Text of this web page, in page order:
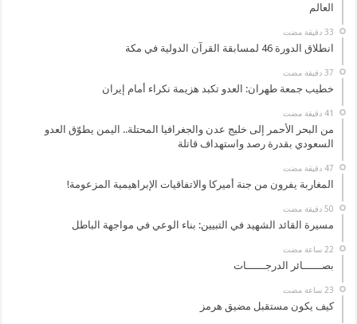
العالم
انطلاق الدورة 46 لمسابقة القرآن الدولية في مكة
خطيب جمعة طهران: العدو تكبد هزيمة نكراء أمام إيران
من البحر الأحمر إلى خليج عدن والجغرافيا المحتلة.. اليمن يطوّق العدو
السعودي بقدرة رصد واستهداف قاتلة
المغاربة يفرون من جنة أميركا والاتفاقيات الإبراهيمية المزعومة!
مسيرة القائد الشهيد في التبيين: بناء الوعي في مواجهة الباطل
بصــــــائر الدرجــــــات
كيف يكون مستقبل مضيق هرمز